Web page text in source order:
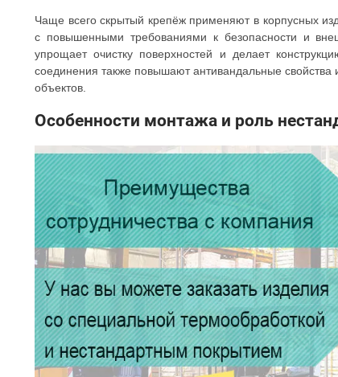
Чаще всего скрытый крепёж применяют в корпусных
с повышенными требованиями к безопасности и
упрощает очистку поверхностей и делает
соединения также повышают антивандальные
объектов.
Особенности монтажа и роль